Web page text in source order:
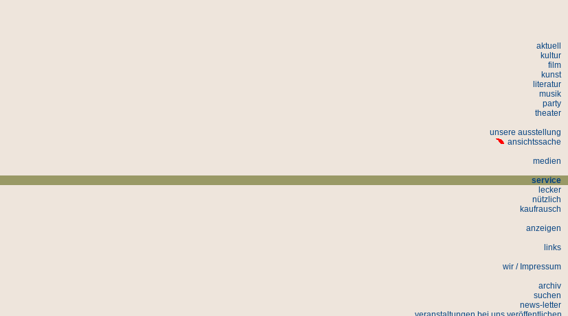
aktuell
kultur
film
kunst
literatur
musik
party
theater
unsere ausstellung
ansichtssache
medien
service
lecker
nützlich
kaufrausch
anzeigen
links
wir / Impressum
archiv
suchen
news-letter